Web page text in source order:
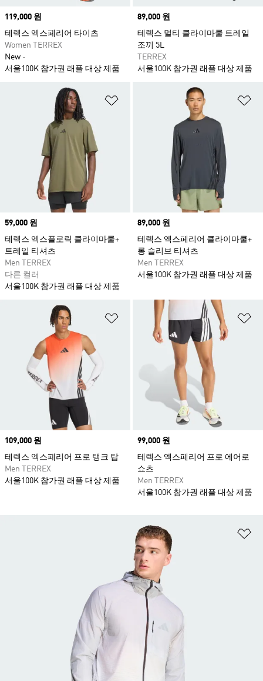
Price
119,000 원
테렉스 엑스페리어 타이츠
Women TERREX
New
서울100K 참가권 래플 대상 제품
Price
89,000 원
테렉스 멀티 클라이마쿨 트레일
조끼 5L
TERREX
서울100K 참가권 래플 대상 제품
위시리스트 담기
Price
59,000 원
테렉스 엑스플로릭 클라이마쿨+
트레일 티셔츠
Men TERREX
다른 컬러
서울100K 참가권 래플 대상 제품
Price
89,000 원
테렉스 엑스페리어 클라이마쿨+
롱 슬리브 티셔츠
Men TERREX
서울100K 참가권 래플 대상 제품
위시리스트 담기
Price
109,000 원
테렉스 엑스페리어 프로 탱크 탑
Men TERREX
서울100K 참가권 래플 대상 제품
Price
99,000 원
테렉스 엑스페리어 프로 에어로
쇼츠
Men TERREX
서울100K 참가권 래플 대상 제품